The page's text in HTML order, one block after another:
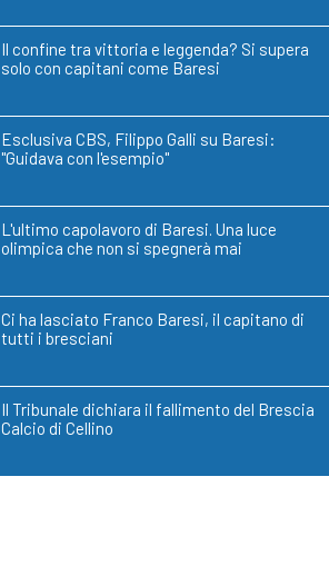
Il confine tra vittoria e leggenda? Si supera
solo con capitani come Baresi
Esclusiva CBS, Filippo Galli su Baresi:
"Guidava con l'esempio"
L'ultimo capolavoro di Baresi. Una luce
olimpica che non si spegnerà mai
Ci ha lasciato Franco Baresi, il capitano di
tutti i bresciani
Il Tribunale dichiara il fallimento del Brescia
Calcio di Cellino